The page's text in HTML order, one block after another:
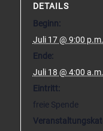
DETAILS
Beginn:
Juli 17 @ 9:00 p.m.
Ende:
Juli 18 @ 4:00 a.m.
Eintritt:
freie Spende